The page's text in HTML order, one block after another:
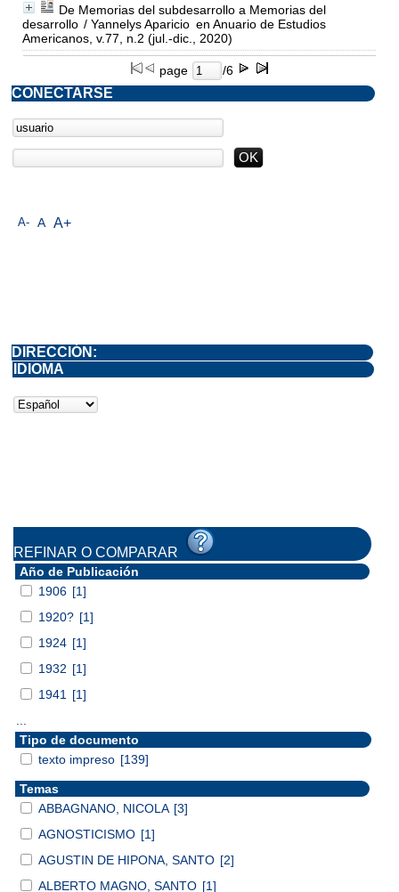
De Memorias del subdesarrollo a Memorias del
desarrollo / Yannelys Aparicio en Anuario de Estudios
Americanos, v.77, n.2 (jul.-dic., 2020)
page /6
A- A A+
CONECTARSE
DIRECCIÓN:
IDIOMA
REFINAR O COMPARAR
Año de Publicación
1906 [1]
1920? [1]
1924 [1]
1932 [1]
1941
[1]
Tipo de documento
texto impreso [139]
Temas
ABBAGNANO, NICOLA [3]
AGNOSTICISMO [1]
AGUSTIN DE HIPONA, SANTO [2]
ALBERTO MAGNO, SANTO [1]